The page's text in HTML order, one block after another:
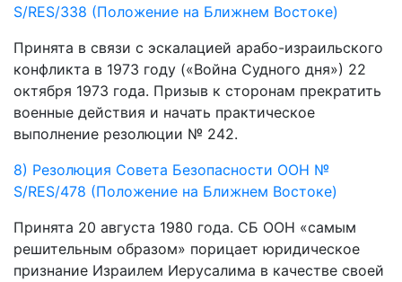
S/RES/338 (Положение на Ближнем Востоке)
Принята в связи с эскалацией арабо-израильского
конфликта в 1973 году («Война Судного дня») 22
октября 1973 года. Призыв к сторонам прекратить
военные действия и начать практическое
выполнение резолюции № 242.
8) Резолюция Совета Безопасности ООН №
S/RES/478 (Положение на Ближнем Востоке)
Принята 20 августа 1980 года. СБ ООН «самым
решительным образом» порицает юридическое
признание Израилем Иерусалима в качестве своей